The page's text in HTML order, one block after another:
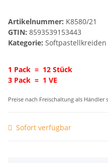
Artikelnummer: K8580/21
GTIN: 8593539153443
Kategorie: Softpastellkreiden
1 Pack = 12 Stück
3 Pack = 1 VE
Preise nach Freischaltung als Händler
Sofort verfügbar